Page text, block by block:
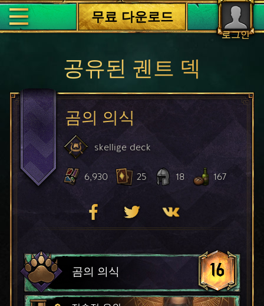
로그인
무료 다운로드
공유된 궨트 덱
곰의 의식
skellige deck
6,930 25 18 167
곰의 의식 16